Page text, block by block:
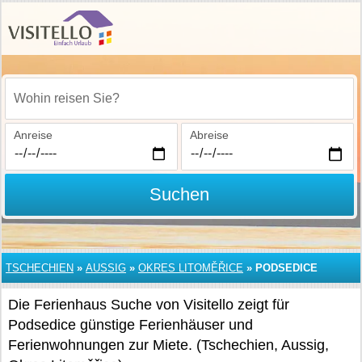
Wohin reisen Sie?
Anreise Abreise
Suchen
TSCHECHIEN » AUSSIG » OKRES LITOMĚŘICE » PODSEDICE
Die Ferienhaus Suche von Visitello zeigt für
Podsedice günstige Ferienhäuser und
Ferienwohnungen zur Miete. (Tschechien, Aussig,